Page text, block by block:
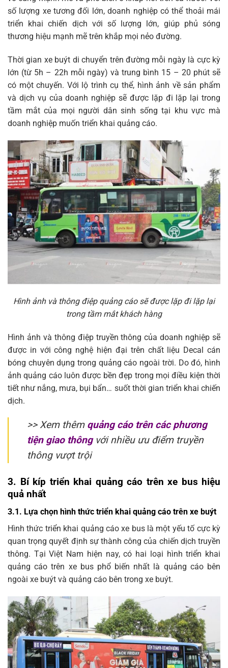
số lượng xe tương đối lớn, doanh nghiệp có thể thoải mái
triển khai chiến dịch với số lượng lớn, giúp phủ sóng
thương hiệu mạnh mẽ trên khắp mọi nẻo đường.
Thời gian xe buýt di chuyển trên đường mỗi ngày là cực kỳ
lớn (từ 5h – 22h mỗi ngày) và trung bình 15 – 20 phút sẽ
có một chuyến. Với lộ trình cụ thể, hình ảnh về sản phẩm
và dịch vụ của doanh nghiệp sẽ được lặp đi lặp lại trong
tầm mắt của mọi người dân sinh sống tại khu vực mà
doanh nghiệp muốn triển khai quảng cáo.
Hình ảnh và thông điệp quảng cáo sẽ được lặp đi lặp lại
trong tầm mắt khách hàng
Hình ảnh và thông điệp truyền thông của doanh nghiệp sẽ
được in với công nghệ hiện đại trên chất liệu Decal cán
bóng chuyên dụng trong quảng cáo ngoài trời. Do đó, hình
ảnh quảng cáo luôn được bền đẹp trong mọi điều kiện thời
tiết như nắng, mưa, bụi bẩn… suốt thời gian triển khai chiến
dịch.
>> Xem thêm quảng cáo trên các phương
tiện giao thôngvới nhiều ưu điểm truyền
thông vượt trội
3. Bí kíp triển khai quảng cáo trên xe bus hiệu
quả nhất
3.1. Lựa chọn hình thức triển khai quảng cáo trên xe buýt
Hình thức triển khai quảng cáo xe bus là một yếu tố cực kỳ
quan trọng quyết định sự thành công của chiến dịch truyền
thông. Tại Việt Nam hiện nay, có hai loại hình triển khai
quảng cáo trên xe bus phổ biến nhất là quảng cáo bên
ngoài xe buýt và quảng cáo bên trong xe buýt.